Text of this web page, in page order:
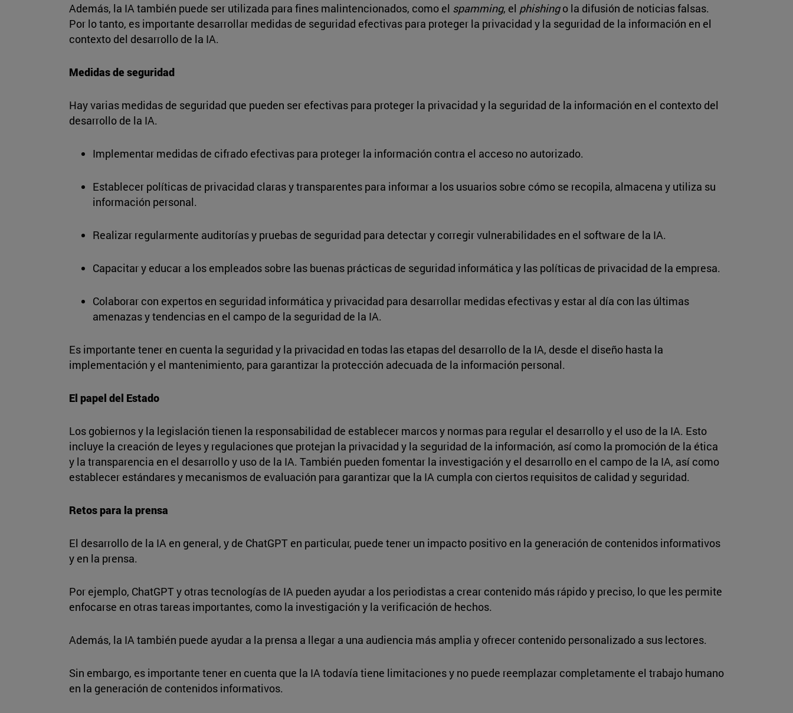
Además, la IA también puede ser utilizada para fines malintencionados, como el spamming, el phishingo la difusión de noticias falsas.
Por lo tanto, es importante desarrollar medidas de seguridad efectivas para proteger la privacidad y la seguridad de la información en el
contexto del desarrollo de la IA.
Medidas de seguridad
Hay varias medidas de seguridad que pueden ser efectivas para proteger la privacidad y la seguridad de la información en el contexto del
desarrollo de la IA.
Implementar medidas de cifrado efectivas para proteger la información contra el acceso no autorizado.
Establecer políticas de privacidad claras y transparentes para informar a los usuarios sobre cómo se recopila, almacena y utiliza su
información personal.
Realizar regularmente auditorías y pruebas de seguridad para detectar y corregir vulnerabilidades en el software de la IA.
Capacitar y educar a los empleados sobre las buenas prácticas de seguridad informática y las políticas de privacidad de la empresa.
Colaborar con expertos en seguridad informática y privacidad para desarrollar medidas efectivas y estar al día con las últimas
amenazas y tendencias en el campo de la seguridad de la IA.
Es importante tener en cuenta la seguridad y la privacidad en todas las etapas del desarrollo de la IA, desde el diseño hasta la
implementación y el mantenimiento, para garantizar la protección adecuada de la información personal.
El papel del Estado
Los gobiernos y la legislación tienen la responsabilidad de establecer marcos y normas para regular el desarrollo y el uso de la IA. Esto
incluye la creación de leyes y regulaciones que protejan la privacidad y la seguridad de la información, así como la promoción de la ética
y la transparencia en el desarrollo y uso de la IA. También pueden fomentar la investigación y el desarrollo en el campo de la IA, así como
establecer estándares y mecanismos de evaluación para garantizar que la IA cumpla con ciertos requisitos de calidad y seguridad.
Retos para la prensa
El desarrollo de la IA en general, y de ChatGPT en particular, puede tener un impacto positivo en la generación de contenidos informativos
y en la prensa.
Por ejemplo, ChatGPT y otras tecnologías de IA pueden ayudar a los periodistas a crear contenido más rápido y preciso, lo que les permite
enfocarse en otras tareas importantes, como la investigación y la verificación de hechos.
Además, la IA también puede ayudar a la prensa a llegar a una audiencia más amplia y ofrecer contenido personalizado a sus lectores.
Sin embargo, es importante tener en cuenta que la IA todavía tiene limitaciones y no puede reemplazar completamente el trabajo humano
en la generación de contenidos informativos.